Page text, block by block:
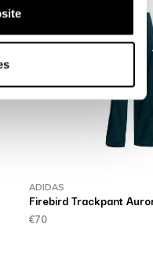
ADIDAS
Firebird Trackpant
€70